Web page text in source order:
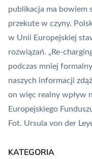
publikacja ma bowiem
przekute w czyny.
w Unii Europejskiej
rozwiązań. „Re-
podczas mniej
naszych informacji
on więc realny wpływ
Europejskiego
Fot. Ursula von der
KATEGORIA